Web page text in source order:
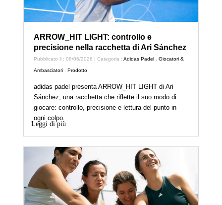
ARROW_HIT LIGHT: controllo e
precisione nella racchetta di Ari Sánchez
Pubblicato il : 08/06/2026 | Categoria :Adidas Padel ,Giocatori &
Ambasciatori ,Prodotto
adidas padel presenta ARROW_HIT LIGHT di Ari
Sánchez, una racchetta che riflette il suo modo di
giocare: controllo, precisione e lettura del punto in
ogni colpo.
Leggi di più